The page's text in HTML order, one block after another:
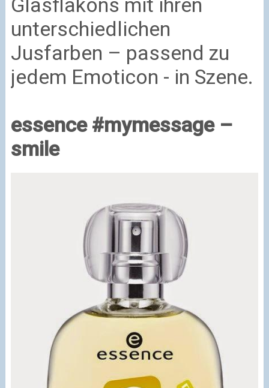
unterschiedlichen
Jusfarben – passend zu
jedem Emoticon - in Szene.
essence #mymessage –
smile